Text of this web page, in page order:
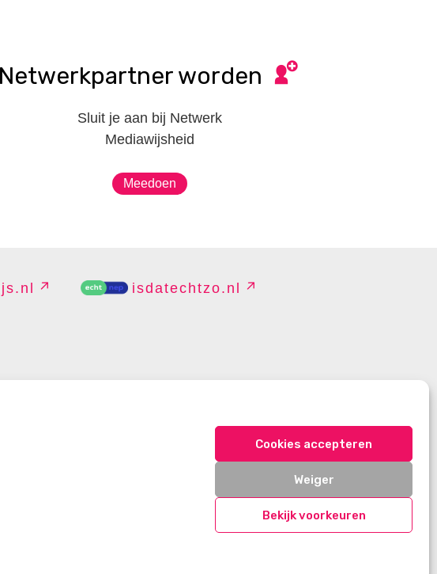
Cookies accepteren
Weiger
Bekijk voorkeuren
Netwerkpartner worden
Sluit je aan bij Netwerk
Mediawijsheid
Meedoen
isdatechtzo.nl